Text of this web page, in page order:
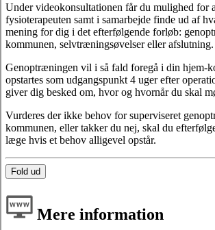
Under videokonsultationen får du mulighed for
fysioterapeuten samt i samarbejde finde ud af
mening for dig i det efterfølgende forløb:
kommunen, selvtræningsøvelser eller afslutning.
Genoptræningen vil i så fald foregå i din hjem-
opstartes som udgangspunkt 4 uger efter
giver dig besked om, hvor og hvornår du skal
Vurderes der ikke behov for superviseret
kommunen, eller takker du nej, skal du
læge hvis et behov alligevel opstår.
Fold ud
Mere information